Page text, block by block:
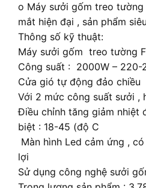
o Máy sưởi gốm treo
mắt hiện đại , sản phẩm
Thông số kỹ thuật:
Máy sưởi gốm treo tường
Công suất : 2000W – 220-
Cửa gió tự động đảo chiều
Với 2 mức công suất sưởi ,
Điều chỉnh tăng giảm nhiệt
biệt : 18-45 (độ C
Màn hình Led cảm ứng ,
lợi
Sử dụng công nghệ sưởi